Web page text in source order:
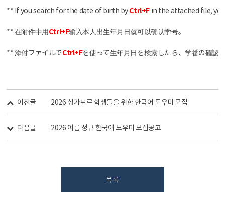
** If you search for the date of birth byCtrl+F in the attached file,
** 在附件中用Ctrl+F输入本人出生年月日就可以确认学号。
** 添付ファイルでCtrl+Fを使って生年月日を検索したら、学番の確認
이전글 2026 싱가포르 학생들을 위한 한국어 도우미 모집
다음글 ​2026 여름 정규 한국어 도우미 모집공고
목록